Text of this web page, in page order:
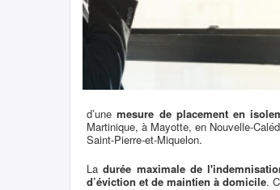
d’unemesure de placement en
Martinique, à Mayotte, en Nouvelle-
Saint-Pierre-et-Miquelon.
Ladurée maximale de
d’éviction et de maintien à domicile.